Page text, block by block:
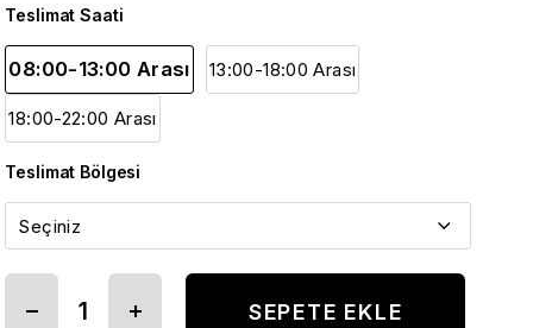
Teslimat Saati
08:00-13:00 Arası 13:00-18:00 Arası
18:00-22:00 Arası
Teslimat Bölgesi